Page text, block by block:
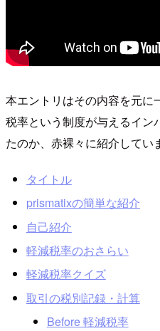
本エントリはその内容を元に
税率という制度が与えるイン
たのか、赤裸々に紹介してい
タイトル
prismatixの簡単な紹介
自己紹介
軽減税率のおさらい
軽減税率クイズ
取引の税別記録・計算
Before 軽減税率